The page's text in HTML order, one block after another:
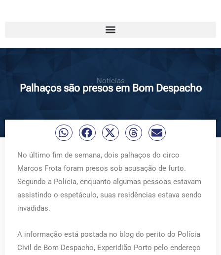
Notícias
Palhaços são presos em Bom Despacho
No último fim de semana, dois palhaços do circo
Marcos Frota foram presos sob acusação de furto.
Segundo a Polícia, enquanto algumas pessoas estavam
assistindo o espetáculo, suas residências estava sendo
invadidas.
A informação está postada no blog do perito do Polícia
Civil de Bom Despacho, Experidião Porto pelo endereço